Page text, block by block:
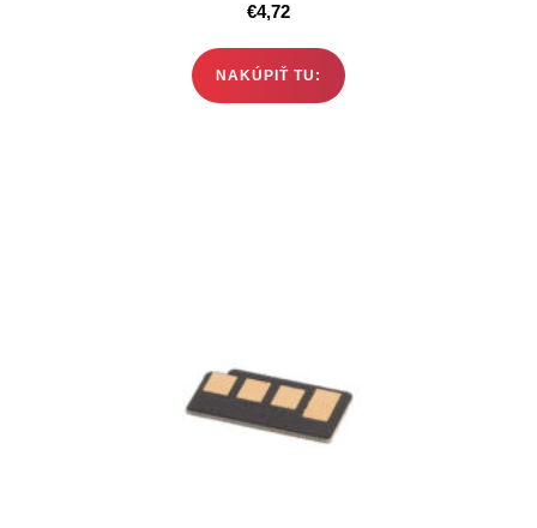
€4,72
NAKÚPIŤ TU: